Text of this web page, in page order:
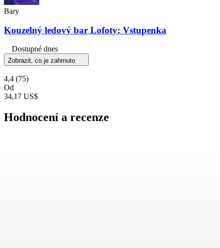
Bary
Kouzelný ledový bar Lofoty: Vstupenka
Dostupné dnes
Zobrazit, co je zahrnuto
4,4 (75)
Od
34,17 US$
Hodnocení a recenze